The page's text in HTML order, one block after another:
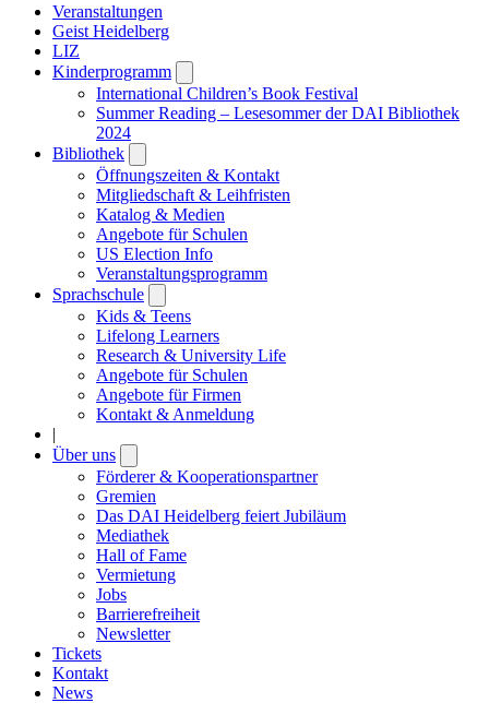
Veranstaltungen
Geist Heidelberg
LIZ
Kinderprogramm
submenu
International Children’s Book Festival
Summer Reading – Lesesommer der DAI Bibliothek
2024
Bibliothek
submenu
Öffnungszeiten & Kontakt
Mitgliedschaft & Leihfristen
Katalog & Medien
Angebote für Schulen
US Election Info
Veranstaltungsprogramm
Sprachschule
submenu
Kids & Teens
Lifelong Learners
Research & University Life
Angebote für Schulen
Angebote für Firmen
Kontakt & Anmeldung
|
Über uns
submenu
Förderer & Kooperationspartner
Gremien
Das DAI Heidelberg feiert Jubiläum
Mediathek
Hall of Fame
Vermietung
Jobs
Barrierefreiheit
Newsletter
Tickets
Kontakt
News